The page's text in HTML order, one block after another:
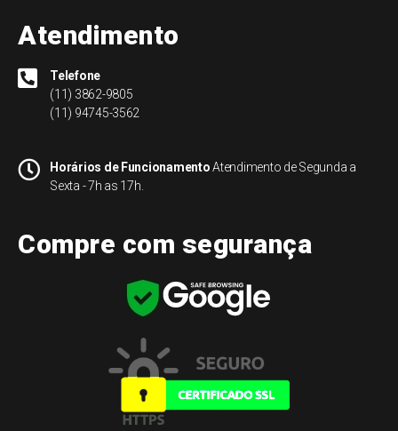
Atendimento
Telefone
(11) 3862-9805
(11) 94745-3562
Horários de FuncionamentoAtendimento de Segunda a
Sexta - 7h as 17h.
Compre com segurança